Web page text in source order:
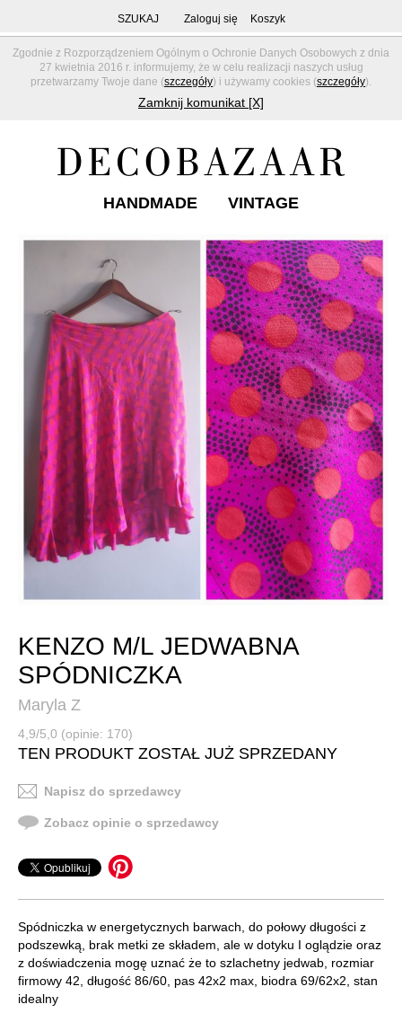
Zgodnie z Rozporządzeniem Ogólnym o Ochronie Danych Osobowych z dnia
27 kwietnia 2016 r. informujemy, że w celu realizacji naszych usług
przetwarzamy Twoje dane (szczegóły) i używamy cookies (szczegóły).
Zamknij komunikat [X]
SZUKAJ Zaloguj się Koszyk
HANDMADE VINTAGE
KENZO M/L JEDWABNA
SPÓDNICZKA
Maryla Z
4,9/5,0 (opinie: 170)
TEN PRODUKT ZOSTAŁ JUŻ SPRZEDANY
Napisz do sprzedawcy
Zobacz opinie o sprzedawcy
Spódniczka w energetycznych barwach, do połowy długości z
podszewką, brak metki ze składem, ale w dotyku I oglądzie oraz
z doświadczenia mogę uznać że to szlachetny jedwab, rozmiar
firmowy 42, długość 86/60, pas 42x2 max, biodra 69/62x2, stan
idealny